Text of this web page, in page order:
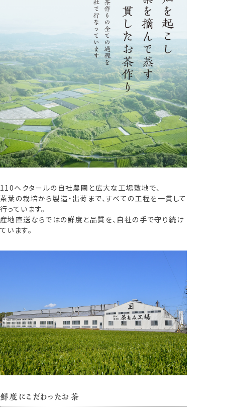
110ヘクタールの自社農園と広大な工場敷地で、
茶葉の栽培から製造・出荷まで、すべての工程を一貫して
行っています。
産地直送ならではの鮮度と品質を、自社の手で守り続け
ています。
鮮度にこだわったお茶